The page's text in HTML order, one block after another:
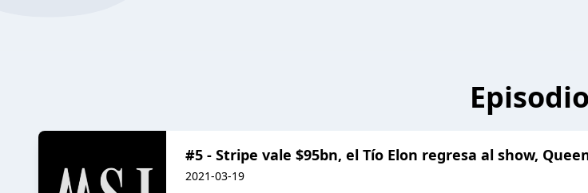
#5 - Stripe vale $95bn, el Tío Elon regresa al show,
2021-03-19